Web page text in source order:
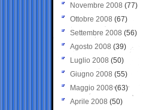
Novembre 2008 (77)
Ottobre 2008 (67)
Settembre 2008 (56)
Agosto 2008 (39)
Luglio 2008 (50)
Giugno 2008 (55)
Maggio 2008(63)
Aprile 2008 (50)